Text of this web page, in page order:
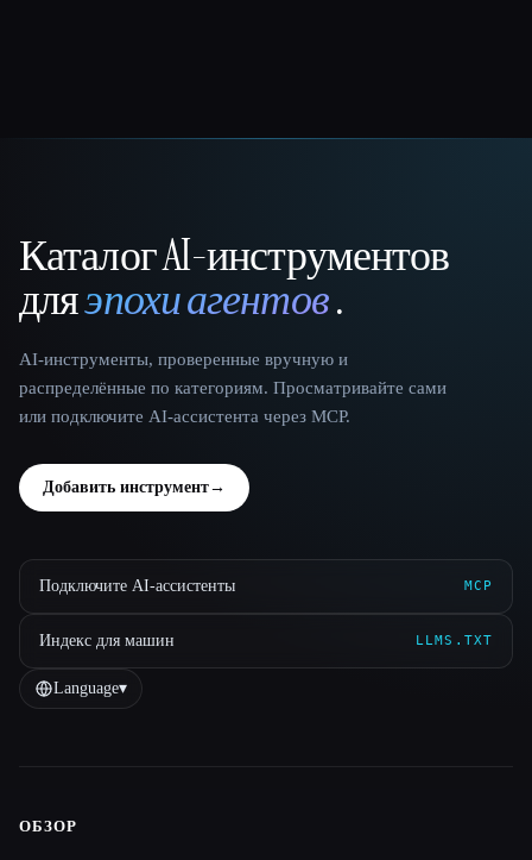
That AI Collection
Каталог AI-инструментов
дляэпохи агентов.
AI-инструменты, проверенные вручную и
распределённые по категориям. Просматривайте сами
или подключите AI-ассистента через MCP.
Добавить инструмент→
Подключите AI-ассистенты MCP
Индекс для машин LLMS.TXT
Language▾
Site navigation
ОБЗОР